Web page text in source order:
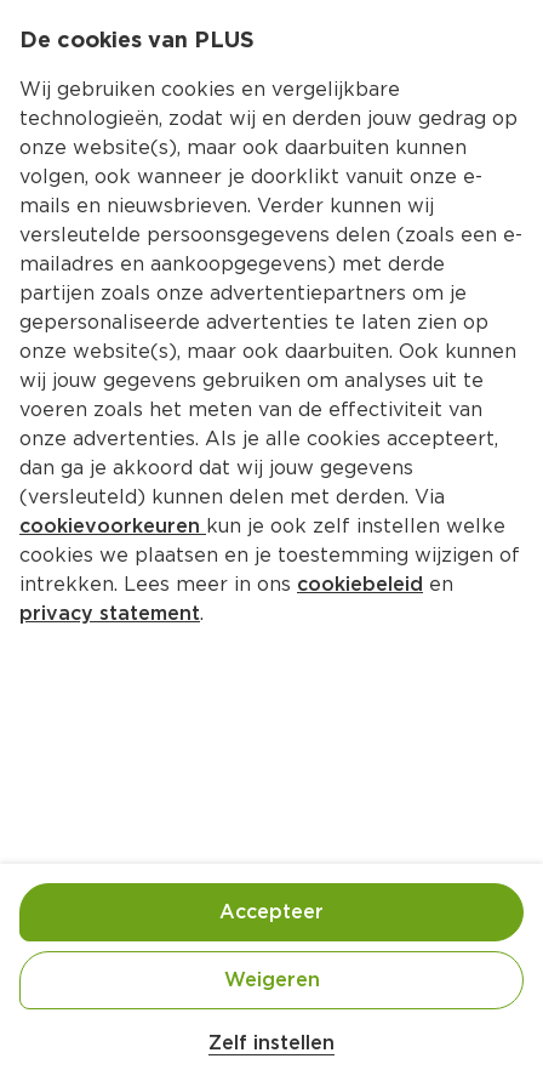
Kies jouw
1 ui, gesnipperd
2 teentjes knoflook, fijngehakt
De cookies van PLUS
Wij gebruiken cookies en vergelijkbare
technologieën, zodat wij en derden jouw gedrag op
onze website(s), maar ook daarbuiten kunnen
volgen, ook wanneer je doorklikt vanuit onze e-
mails en nieuwsbrieven. Verder kunnen wij
versleutelde persoonsgegevens delen (zoals een e-
mailadres en aankoopgegevens) met derde
partijen zoals onze advertentiepartners om je
gepersonaliseerde advertenties te laten zien op
onze website(s), maar ook daarbuiten. Ook kunnen
wij jouw gegevens gebruiken om analyses uit te
voeren zoals het meten van de effectiviteit van
onze advertenties. Als je alle cookies accepteert,
dan ga je akkoord dat wij jouw gegevens
(versleuteld) kunnen delen met derden. Via
cookievoorkeuren kun je ook zelf instellen welke
cookies we plaatsen en je toestemming wijzigen of
intrekken. Lees meer in ons cookiebeleid en
privacy statement.
Zelf instellen
Weigeren
Accepteer